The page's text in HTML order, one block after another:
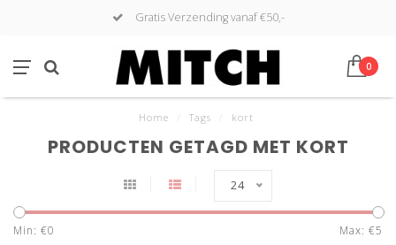
Gratis Verzending vanaf €50,-
0
Home Tags kort
PRODUCTEN GETAGD MET KORT
24
Min: €0 Max: €5